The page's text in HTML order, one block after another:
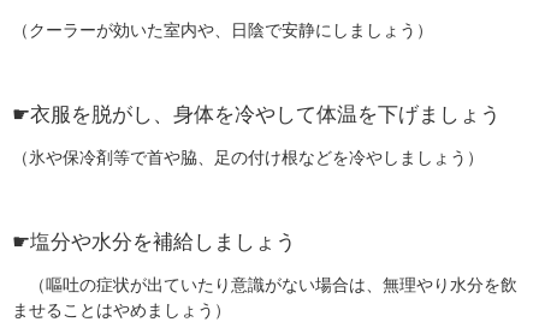
（クーラーが効いた室内や、日陰で安静にしましょう）
☛衣服を脱がし、身体を冷やして体温を下げましょう
（氷や保冷剤等で首や脇、足の付け根などを冷やしましょう）
☛塩分や水分を補給しましょう
（嘔吐の症状が出ていたり意識がない場合は、無理やり水分を飲
ませることはやめましょう）